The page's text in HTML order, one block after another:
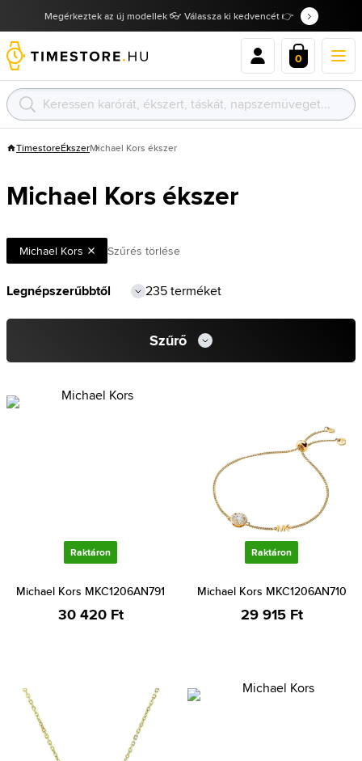
Megérkeztek az új modellek 👓 Válassza ki kedvencét 👉
0
TimestoreÉkszerMichael Kors ékszer
Michael Kors ékszer
Michael Kors Szűrés törlése
235 terméket
Szűrő
Raktáron
Michael Kors MKC1206AN791
30 420 Ft
Raktáron
Michael Kors MKC1206AN710
29 915 Ft